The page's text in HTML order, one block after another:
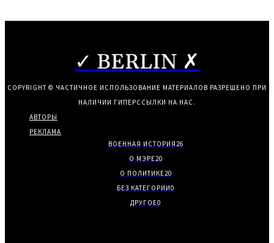
✓ BERLIN ✗
COPYRIGHT © ЧАСТИЧНОЕ ИСПОЛЬЗОВАНИЕ МАТЕРИАЛОВ РАЗРЕШЕНО ПРИ
НАЛИЧИИ ГИПЕРССЫЛКИ НА НАС.
АВТОРЫ
РЕКЛАМА
ВОЕННАЯ ИСТОРИЯ26
О МЭРЕ20
О ПОЛИТИКЕ20
БЕЗ КАТЕГОРИИ0
ДРУГОЕ0